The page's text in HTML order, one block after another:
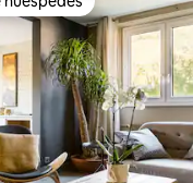
Favorito entre huéspedes